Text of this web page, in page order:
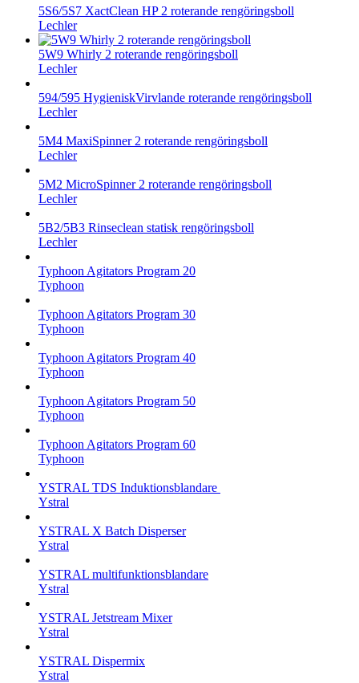
5S6/5S7 XactClean HP 2 roterande rengöringsboll
Lechler
5W9 Whirly 2 roterande rengöringsboll
Lechler
594/595 HygieniskVirvlande roterande rengöringsboll
Lechler
5M4 MaxiSpinner 2 roterande rengöringsboll
Lechler
5M2 MicroSpinner 2 roterande rengöringsboll
Lechler
5B2/5B3 Rinseclean statisk rengöringsboll
Lechler
Typhoon Agitators Program 20
Typhoon
Typhoon Agitators Program 30
Typhoon
Typhoon Agitators Program 40
Typhoon
Typhoon Agitators Program 50
Typhoon
Typhoon Agitators Program 60
Typhoon
YSTRAL TDS Induktionsblandare ‍
Ystral
YSTRAL X Batch Disperser
Ystral
YSTRAL multifunktionsblandare‍
Ystral
YSTRAL Jetstream Mixer
Ystral
YSTRAL Dispermix
Ystral